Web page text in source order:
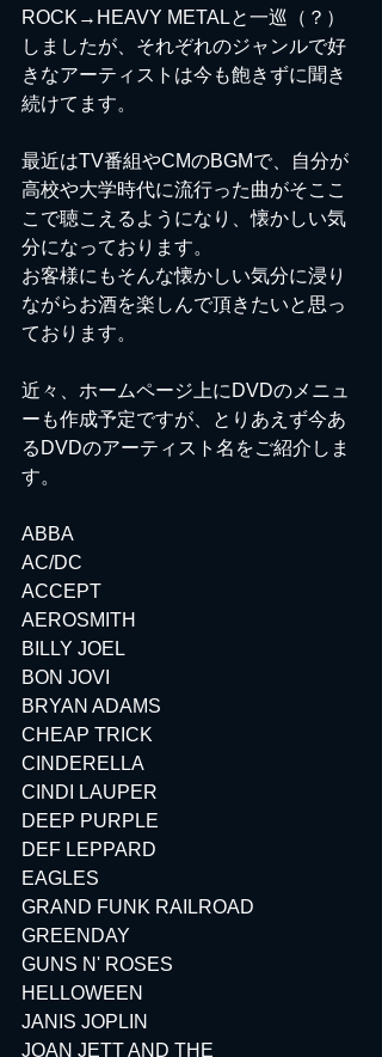
ROCK→HEAVY METALと一巡（？）
しましたが、それぞれのジャンルで好
きなアーティストは今も飽きずに聞き
続けてます。
最近はTV番組やCMのBGMで、自分が
高校や大学時代に流行った曲がそここ
こで聴こえるようになり、懐かしい気
分になっております。
お客様にもそんな懐かしい気分に浸り
ながらお酒を楽しんで頂きたいと思っ
ております。
近々、ホームページ上にDVDのメニュ
ーも作成予定ですが、とりあえず今あ
るDVDのアーティスト名をご紹介しま
す。
ABBA
AC/DC
ACCEPT
AEROSMITH
BILLY JOEL
BON JOVI
BRYAN ADAMS
CHEAP TRICK
CINDERELLA
CINDI LAUPER
DEEP PURPLE
DEF LEPPARD
EAGLES
GRAND FUNK RAILROAD
GREENDAY
GUNS N' ROSES
HELLOWEEN
JANIS JOPLIN
JOAN JETT AND THE